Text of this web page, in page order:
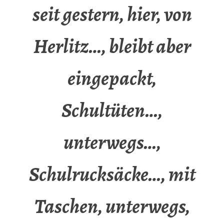
seit gestern, hier, von
Herlitz…, bleibt aber
eingepackt,
Schultüten…,
unterwegs…,
Schulrucksäcke…, mit
Taschen, unterwegs,